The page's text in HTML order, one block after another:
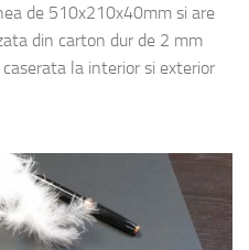
de 510x210x40mm si are
din carton dur de 2 mm
la interior si exterior